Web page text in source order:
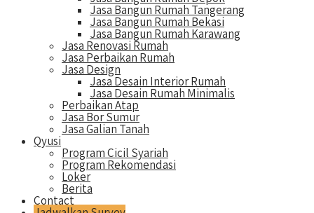
Jasa Bangun Rumah Tangerang
Jasa Bangun Rumah Bekasi
Jasa Bangun Rumah Karawang
Jasa Renovasi Rumah
Jasa Perbaikan Rumah
Jasa Design
Jasa Desain Interior Rumah
Jasa Desain Rumah Minimalis
Perbaikan Atap
Jasa Bor Sumur
Jasa Galian Tanah
Qyusi
Program Cicil Syariah
Program Rekomendasi
Loker
Berita
Contact